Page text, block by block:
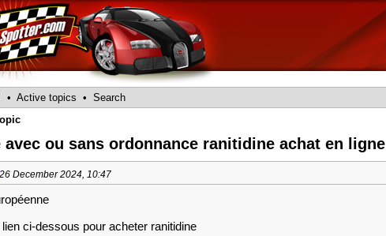
• Active topics • Search
ou sans ordonnance ranitidine achat en ligne
26 December 2024, 10:47
ci-dessous pour acheter ranitidine